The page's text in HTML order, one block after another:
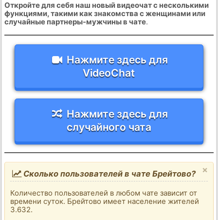
Откройте для себя наш новый видеочат с несколькими
функциями, такими как знакомства с женщинами или
случайные партнеры-мужчины в чате.
Нажмите здесь для
VideoChat
Нажмите здесь для
случайного чата
×
Сколько пользователей в чате Брейтово?
Количество пользователей в любом чате зависит от
времени суток. Брейтово имеет население жителей
3.632.